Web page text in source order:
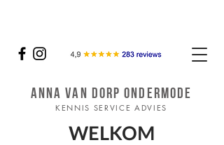
ANNA VAN DORP ONDERMODE
KENNIS SERVICE ADVIES
WELKOM